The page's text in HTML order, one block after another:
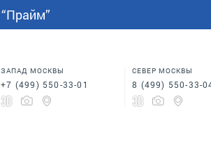
ЗАПАД МОСКВЫ
+7 (499) 550-33-01
СЕВЕР МОСКВЫ
8 (499) 550-33-
Шкафы купе в спальню
ТЕНДЕРЫ НОВИНКИ
Кровати для спальни
Столы